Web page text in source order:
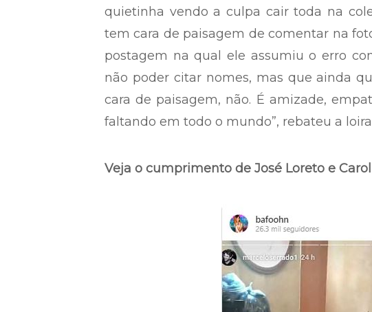
quietinha vendo a culpa cair toda na
tem cara de paisagem de comentar na
postagem na qual ele assumiu o erro
não poder citar nomes, mas que ainda
cara de paisagem, não. É amizade,
faltando em todo o mundo”, rebateu a
Veja o cumprimento de José Loreto e